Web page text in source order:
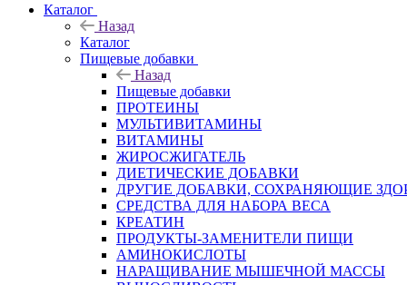
Каталог
Назад
Каталог
Пищевые добавки
Назад
Пищевые добавки
ПРОТЕИНЫ
МУЛЬТИВИТАМИНЫ
ВИТАМИНЫ
ЖИРОСЖИГАТЕЛЬ
ДИЕТИЧЕСКИЕ ДОБАВКИ
ДРУГИЕ ДОБАВКИ, СОХРАНЯЮЩИЕ
СРЕДСТВА ДЛЯ НАБОРА ВЕСА
КРЕАТИН
ПРОДУКТЫ-ЗАМЕНИТЕЛИ ПИЩИ
АМИНОКИСЛОТЫ
НАРАЩИВАНИЕ МЫШЕЧНОЙ МАССЫ